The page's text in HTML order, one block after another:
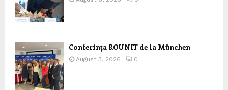
Conferința ROUNIT de la München
August 3, 2026 0